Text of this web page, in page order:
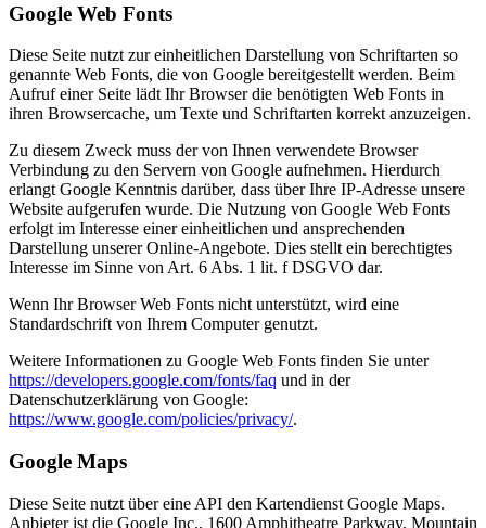
Google Web Fonts
Diese Seite nutzt zur einheitlichen Darstellung von Schriftarten so
genannte Web Fonts, die von Google bereitgestellt werden. Beim
Aufruf einer Seite lädt Ihr Browser die benötigten Web Fonts in
ihren Browsercache, um Texte und Schriftarten korrekt anzuzeigen.
Zu diesem Zweck muss der von Ihnen verwendete Browser
Verbindung zu den Servern von Google aufnehmen. Hierdurch
erlangt Google Kenntnis darüber, dass über Ihre IP-Adresse unsere
Website aufgerufen wurde. Die Nutzung von Google Web Fonts
erfolgt im Interesse einer einheitlichen und ansprechenden
Darstellung unserer Online-Angebote. Dies stellt ein berechtigtes
Interesse im Sinne von Art. 6 Abs. 1 lit. f DSGVO dar.
Wenn Ihr Browser Web Fonts nicht unterstützt, wird eine
Standardschrift von Ihrem Computer genutzt.
Weitere Informationen zu Google Web Fonts finden Sie unter
https://developers.google.com/fonts/faq und in der
Datenschutzerklärung von Google:
https://www.google.com/policies/privacy/.
Google Maps
Diese Seite nutzt über eine API den Kartendienst Google Maps.
Anbieter ist die Google Inc., 1600 Amphitheatre Parkway, Mountain